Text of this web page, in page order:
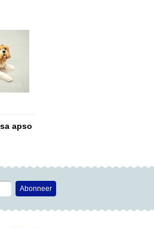
apso
Abonneer